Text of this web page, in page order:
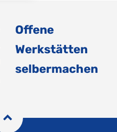
Offene
Werkstätten
selbermachen
